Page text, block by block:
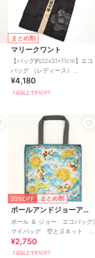
まとめ割
マリークワント
【バッグ約32x31x11cm】エコ
バッグ （レディース）
（MARY QUANT）
¥4,180
2点以上で8%OFF
30%OFF まとめ割
ポールアンドジョーアクセソワ
ポール ＆ ジョー エコバッグ/
マイバッグ 空とヌネット
【PAUL&JOE】
¥2,750
2点以上で8%OFF